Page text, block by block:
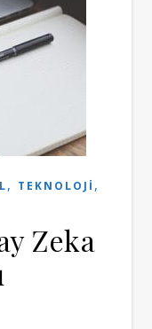
, TEKNOLOJI ,
Zeka